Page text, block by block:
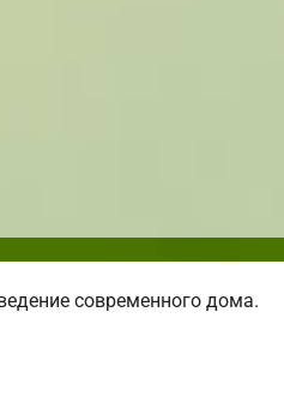
современного дома.